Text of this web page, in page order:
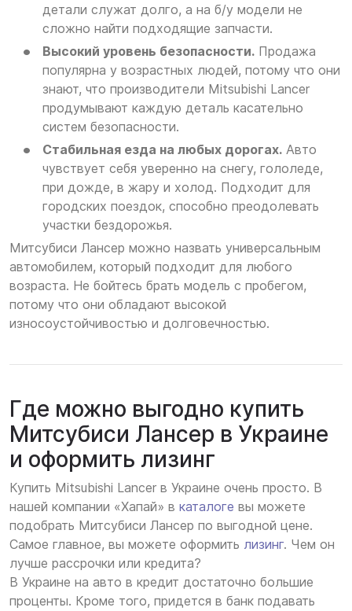
детали служат долго, а на б/у модели не
сложно найти подходящие запчасти.
Высокий уровень безопасности. Продажа
популярна у возрастных людей, потому что они
знают, что производители Mitsubishi Lancer
продумывают каждую деталь касательно
систем безопасности.
Стабильная езда на любых дорогах. Авто
чувствует себя уверенно на снегу, гололеде,
при дожде, в жару и холод. Подходит для
городских поездок, способно преодолевать
участки бездорожья.
Митсубиси Лансер можно назвать универсальным
автомобилем, который подходит для любого
возраста. Не бойтесь брать модель с пробегом,
потому что они обладают высокой
износоустойчивостью и долговечностью.
Где можно выгодно купить
Митсубиси Лансер в Украине
и оформить лизинг
Купить Mitsubishi Lancer в Украине очень просто. В
нашей компании «Хапай» в каталоге вы можете
подобрать Митсубиси Лансер по выгодной цене.
Самое главное, вы можете оформить лизинг. Чем он
лучше рассрочки или кредита?
В Украине на авто в кредит достаточно большие
проценты. Кроме того, придется в банк подавать